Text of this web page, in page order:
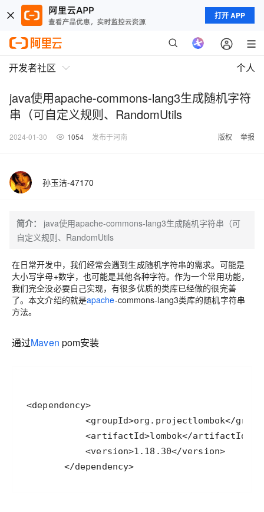
打开 APP
开发者社区 个人
java使用apache-commons-lang3生成随机字符
串（可自定义规则、RandomUtils
2024-01-30 1054 发布于河南 版权 举报
孙玉洁-47170
简介：
java使用apache-commons-lang3生成随机字符串（可
自定义规则、RandomUtils
在日常开发中，我们经常会遇到生成随机字符串的需求。可能是
大小写字母+数字，也可能是其他各种字符。作为一个常用功能，
我们完全没必要自己实现，有很多优质的类库已经做的很完善
了。本文介绍的就是apache-commons-lang3类库的随机字符串
方法。
通过Maven pom安装
            <version>1.18.30</version>
        </dependency>